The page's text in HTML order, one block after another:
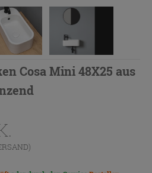
Cosa Mini 48X25 aus
)